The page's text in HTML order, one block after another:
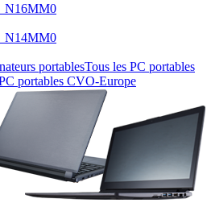
Tous les PC portables
portables CVO-Europe